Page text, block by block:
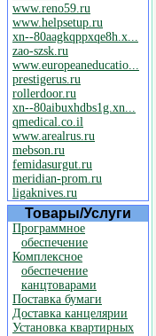
www.reno59.ru
www.helpsetup.ru
xn--80aagkqppxqe8h.x...
zao-szsk.ru
www.europeaneducatio...
prestigerus.ru
rollerdoor.ru
xn--80aibuxhdbs1g.xn...
qmedical.co.il
www.arealrus.ru
mebson.ru
femidasurgut.ru
meridian-prom.ru
ligaknives.ru
Товары/Услуги
Программное
обеспечение
Комплексное
обеспечение
канцтоварами
Поставка бумаги
Доставка канцелярии
Установка квартирных